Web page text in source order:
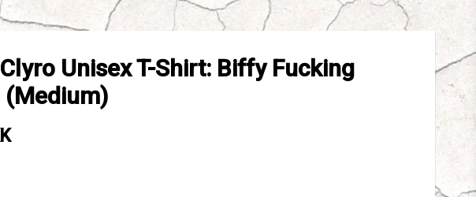
Unisex T-Shirt: Biffy Fucking
(Medium)